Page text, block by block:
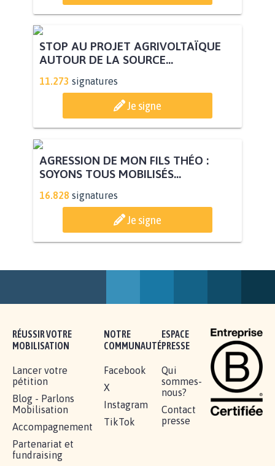
STOP AU PROJET AGRIVOLTAÏQUE
AUTOUR DE LA SOURCE...
11.273 signatures
Je signe
AGRESSION DE MON FILS THÉO :
SOYONS TOUS MOBILISÉS...
16.828 signatures